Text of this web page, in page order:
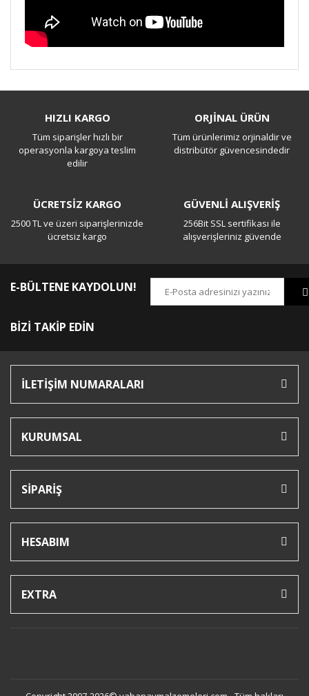
Yorum Yaz
HIZLI KARGO
Tüm siparişler hızlı bir
operasyonla kargoya teslim
edilir
ORJİNAL ÜRÜN
Tüm ürünlerimiz orjinaldir ve
distribütör güvencesindedir
ÜCRETSİZ KARGO
2500 TL ve üzeri siparişlerinizde
ücretsiz kargo
GÜVENLİ ALIŞVERİŞ
256Bit SSL sertifikası ile
alışverişleriniz güvende
E-BÜLTENE KAYDOLUN!
BİZİ TAKİP EDİN
İLETİŞİM NUMARALARI
KURUMSAL
SİPARİŞ
HESABIM
EXTRA